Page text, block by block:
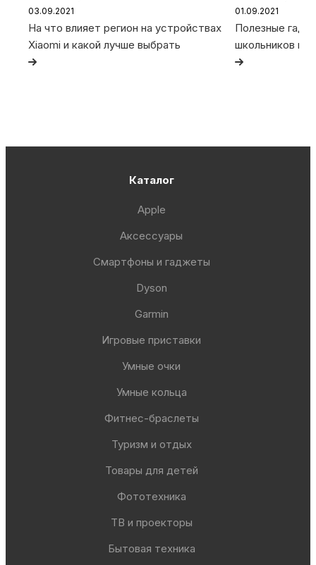
03.09.2021
На что влияет регион на устройствах
Xiaomi и какой лучше выбрать
01.09.2021
Полезные
школьников и
Каталог
Apple
Аксессуары
Смартфоны и гаджеты
Dyson
Garmin
Игровые приставки
Умные очки
Умные кольца
Фитнес-браслеты
Туризм и отдых
Товары для детей
Фототехника
ТВ и проекторы
Бытовая техника